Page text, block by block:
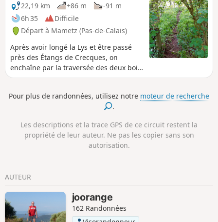
22,19 km
+86 m
-91 m
6h 35
Difficile
Départ à Mametz (Pas-de-Calais)
Après avoir longé la Lys et être passé
près des Étangs de Crecques, on
enchaîne par la traversée des deux bois,
avant de finir la balade sur les chemins
sans grande difficulté, mis à part la
longueur. À faire de préférence en
deux bois sont assez difficiles et, cet
hiver, le chemin entre Glomenghem et
Mametz était inondé (c'était correct ce
déborder).
Pour plus de randonnées, utilisez notre moteur de recherche
.
Les descriptions et la trace GPS de ce circuit restent la
propriété de leur auteur. Ne pas les copier sans son
autorisation.
AUTEUR
joorange
162 Randonnées